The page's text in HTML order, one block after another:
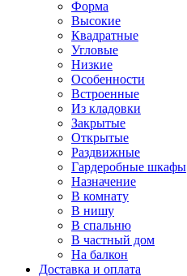
Форма
Высокие
Квадратные
Угловые
Низкие
Особенности
Встроенные
Из кладовки
Закрытые
Открытые
Раздвижные
Гардеробные шкафы
Назначение
В комнату
В нишу
В спальню
В частный дом
На балкон
Доставка и оплата